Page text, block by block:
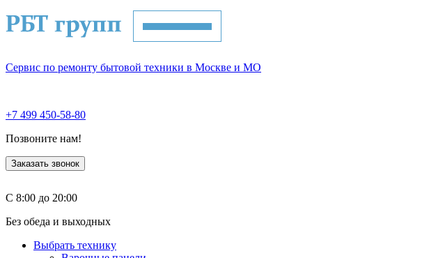
Сервис по ремонту бытовой техники в Москве и МО
+7 499 450-58-80
Позвоните нам!
Заказать звонок
С 8:00 до 20:00
Без обеда и выходных
Выбрать технику